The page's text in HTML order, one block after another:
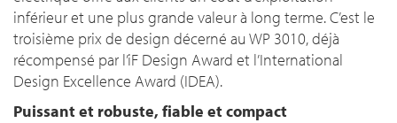
inférieur et une plus grande valeur à long terme. C’est le
troisième prix de design décerné au WP 3010, déjà
récompensé par l’iF Design Award et l’International
Design Excellence Award (IDEA).
Puissant et robuste, fiable et compact